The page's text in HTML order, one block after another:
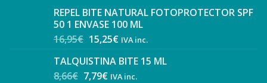
REPEL BITE NATURAL FOTOPROTECTOR SPF
50 1 ENVASE 100 ML
16,95€ 15,25€ IVA inc.
TALQUISTINA BITE 15 ML
8,66€ 7,79€ IVA inc.